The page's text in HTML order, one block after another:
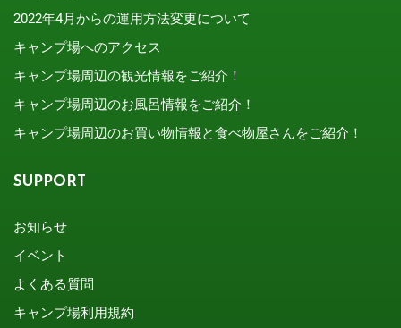
2022年4月からの運用方法変更について
キャンプ場へのアクセス
キャンプ場周辺の観光情報をご紹介！
キャンプ場周辺のお風呂情報をご紹介！
キャンプ場周辺のお買い物情報と食べ物屋さんをご紹介！
SUPPORT
お知らせ
イベント
よくある質問
キャンプ場利用規約